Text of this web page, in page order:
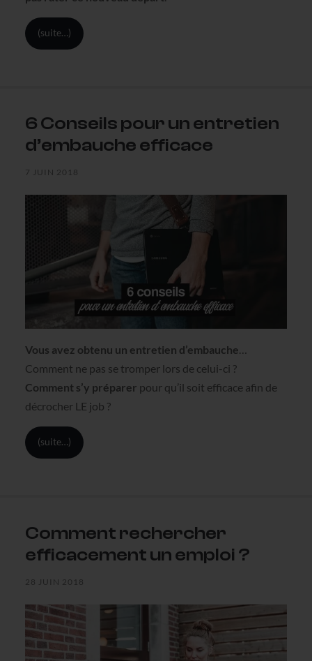
(suite…)
6 Conseils pour un entretien
d’embauche efficace
7 JUIN 2018
Vous avez obtenu un entretien d’embauche…
Comment ne pas se tromper lors de celui-ci ?
Comment s’y préparer pour qu’il soit efficace afin de
décrocher LE job ?
(suite…)
Comment rechercher
efficacement un emploi ?
28 JUIN 2018